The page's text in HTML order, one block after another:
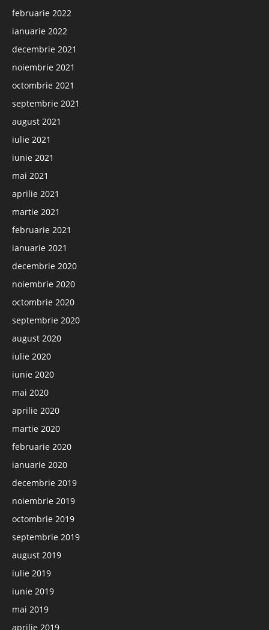
februarie 2022
ianuarie 2022
decembrie 2021
noiembrie 2021
octombrie 2021
septembrie 2021
august 2021
iulie 2021
iunie 2021
mai 2021
aprilie 2021
martie 2021
februarie 2021
ianuarie 2021
decembrie 2020
noiembrie 2020
octombrie 2020
septembrie 2020
august 2020
iulie 2020
iunie 2020
mai 2020
aprilie 2020
martie 2020
februarie 2020
ianuarie 2020
decembrie 2019
noiembrie 2019
octombrie 2019
septembrie 2019
august 2019
iulie 2019
iunie 2019
mai 2019
aprilie 2019